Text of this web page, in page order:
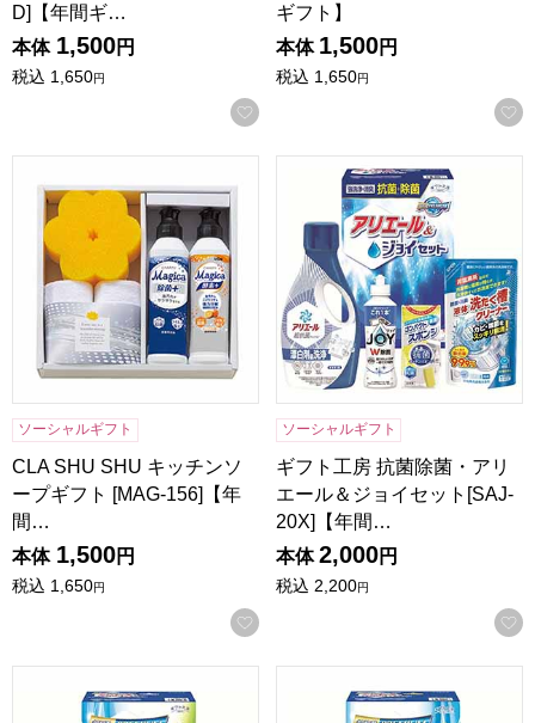
D]【年間ギ…
本体 1,500円
税込 1,650円
お気に入りに登録する
ギフト】
本体 1,500円
税込 1,650円
CLA SHU SHU キッチンソープギフト [MAG-156]【年間ギフ
ソーシャルギフト
CLA SHU SHU キッチンソ
ープギフト [MAG-156]【年
間…
本体 1,500円
税込 1,650円
お気に入りに登録する
ギフト工房 抗菌除菌・アリ
ソーシャルギフト
ギフト工房 抗菌除菌・アリ
エール＆ジョイセット[SAJ-
20X]【年間…
本体 2,000円
税込 2,200円